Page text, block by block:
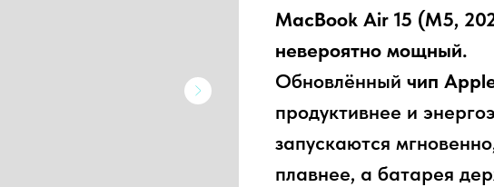
MacBook Air 15 (M5,
невероятно мощный.
Обновлённый чип
продуктивнее и
запускаются
плавнее, а батарея